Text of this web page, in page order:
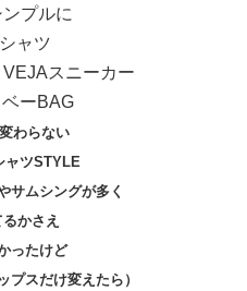
プルに
ャツ
スニーカー
ーBAG
わらない
ャツSTYLE
サムシングが多く
かさえ
ったけど
プスだけ変えたら）